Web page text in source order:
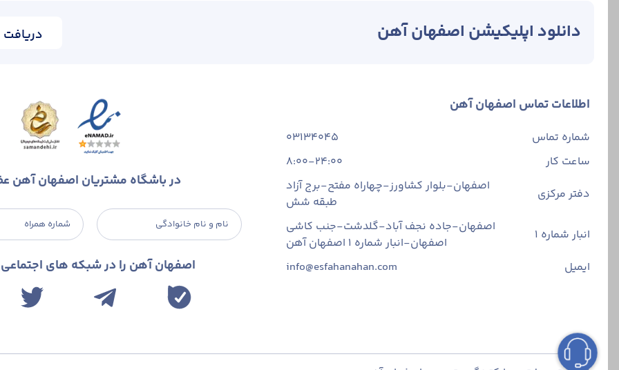
دانلود اپلیکیشن اصفهان آهن دریافت
اطلاعات تماس اصفهان آهن
شماره تماس
03134045
ساعت کار
8:00-24:00
دفتر مرکزی
اصفهان-بلوار کشاورز-چهاراه مفتح-برج آزاد
طبقه شش
انبار شماره 1
اصفهان-جاده نجف آباد-گلدشت-جنب کاشی
اصفهان-انبار شماره ۱ اصفهان آهن
ایمیل
info@esfahanahan.com
در باشگاه مشتریان اصفهان آهن
نام و نام خانوادگی شماره همراه
اصفهان آهن را در شبکه های اجتماعی